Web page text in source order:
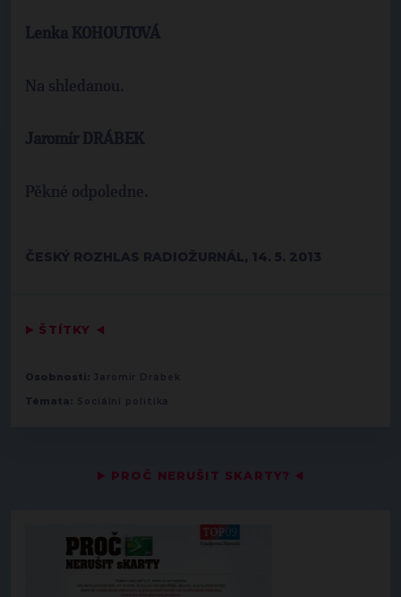
▶ PROČ NERUŠIT SKARTY? ◀
Lenka KOHOUTOVÁ
Na shledanou.
Jaromír DRÁBEK
Pěkné odpoledne.
ČESKÝ ROZHLAS RADIOŽURNÁL, 14. 5. 2013
▶ ŠTÍTKY ◀
Osobnosti: Jaromír Drábek
Témata: Sociální politika